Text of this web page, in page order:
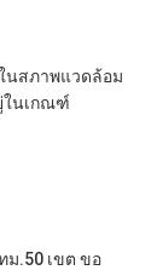
นสภาพแวดล้อม
ในเกณฑ์
ม.50 เขต ขอ